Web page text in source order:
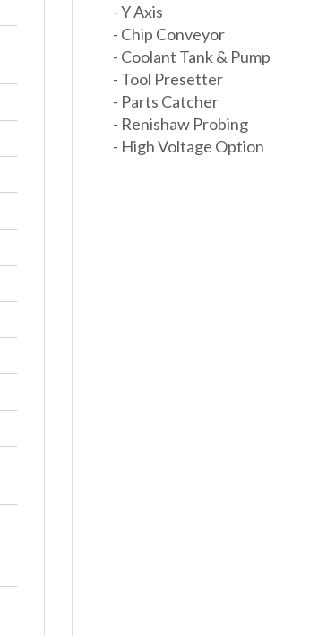
- Y Axis
- Chip Conveyor
- Coolant Tank & Pump
- Tool Presetter
- Parts Catcher
- Renishaw Probing
- High Voltage Option